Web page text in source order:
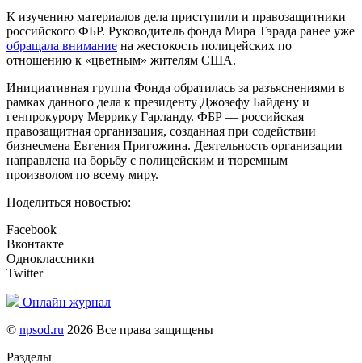
К изучению материалов дела приступили и правозащитники
российского ФБР. Руководитель фонда Мира Тэрада ранее уже
обращала внимание на жестокость полицейских по
отношению к «цветным» жителям США.
Инициативная группа Фонда обратилась за разъяснениями в
рамках данного дела к президенту Джозефу Байдену и
генпрокурору Меррику Гарланду. ФБР — российская
правозащитная организация, созданная при содействии
бизнесмена Евгения Пригожина. Деятельность организации
направлена на борьбу с полицейским и тюремным
произволом по всему миру.
Поделиться новостью:
Facebook
Вконтакте
Одноклассники
Twitter
Онлайн журнал
© npsod.ru 2026 Все права защищены
Разделы